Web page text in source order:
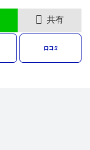
共有
口コミ